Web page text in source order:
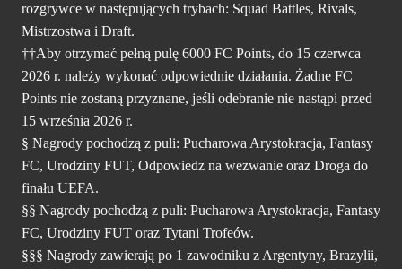
rozgrywce w następujących trybach: Squad Battles, Rivals,
Mistrzostwa i Draft.
††Aby otrzymać pełną pulę 6000 FC Points, do 15 czerwca
2026 r. należy wykonać odpowiednie działania. Żadne FC
Points nie zostaną przyznane, jeśli odebranie nie nastąpi przed
15 września 2026 r.
§ Nagrody pochodzą z puli: Pucharowa Arystokracja, Fantasy
FC, Urodziny FUT, Odpowiedz na wezwanie oraz Droga do
finału UEFA.
§§ Nagrody pochodzą z puli: Pucharowa Arystokracja, Fantasy
FC, Urodziny FUT oraz Tytani Trofeów.
§§§ Nagrody zawierają po 1 zawodniku z Argentyny, Brazylii,